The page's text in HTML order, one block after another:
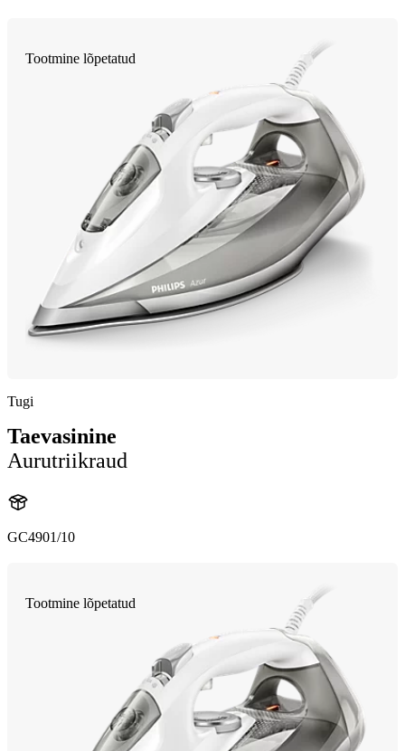
Tootmine lõpetatud
Tugi
Taevasinine
Aurutriikraud
GC4901/10
Tootmine lõpetatud